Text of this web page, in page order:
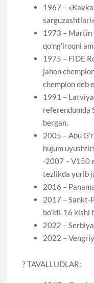
1967 –
1973 – Martin
qoʻngʻiroqni
1975 – FIDE
jahon
chempion deb
1991 –
referendumda
bergan.
2005 – Abu
hujum
-2007 – V150
tezlikda yurib
2016 –
2017 –
bo’ldi. 16 kishi
2022 –
2022 –
? TAVALLUDLAR: